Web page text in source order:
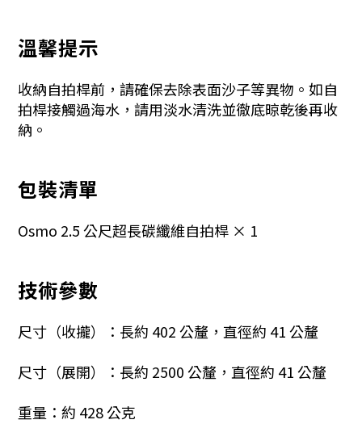
溫馨提示
收納自拍桿前，請確保去除表面沙子等異物。如自
拍桿接觸過海水，請用淡水清洗並徹底晾乾後再收
納。
包裝清單
Osmo 2.5 公尺超長碳纖維自拍桿 × 1
技術參數
尺寸（收攏）：長約 402 公釐，直徑約 41 公釐
尺寸（展開）：長約 2500 公釐，直徑約 41 公釐
重量：約 428 公克